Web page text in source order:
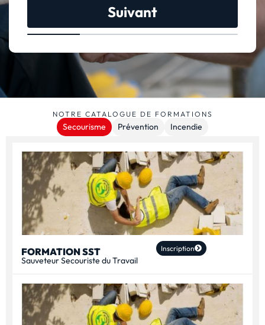
Suivant
NOTRE CATALOGUE DE FORMATIONS
Secourisme Prévention Incendie
FORMATION SST
Sauveteur Secouriste du Travail
Inscription